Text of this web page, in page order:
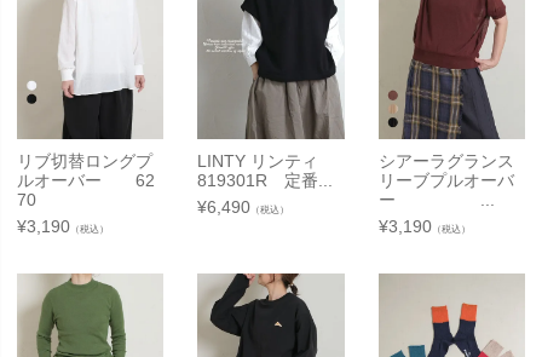
リブ切替ロングプ
ルオーバー 62
70
¥3,190 （税込）
LINTY リンティ
819301R 定番...
¥6,490 （税込）
シアーラグランス
リーブプルオーバ
ー ...
¥3,190（税込）